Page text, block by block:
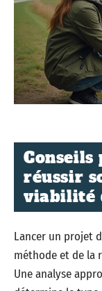
réussir
viabilité
Lancer un projet
méthode et de la
Une analyse